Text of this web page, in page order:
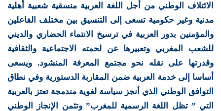
الائتلاف الوطني من أجل اللغة العربية منسقية شعبية أهلية
مدنية وغير حكومية تسعى إلى التنسيق بين مختلف الفاعلين
والمؤمنين بدور العربية في ترسيخ الانتماء الحضاري والديني
للشعب المغربي وتعبيرها عن لحمته الاجتماعية والثقافية
وقدرتها على نقله نحو مجتمع المعرفة المنشود. ويسعى
أساسا إلى خدمة العربية ضمن المقاربة الدستورية وفي نطاق
التوافق الوطني الذي أنجز سياسة لغوية مندمجة تعتز بالعربية
التي ” تظل اللغة الرسمية للمغرب” وتثمن الإنجاز الوطني